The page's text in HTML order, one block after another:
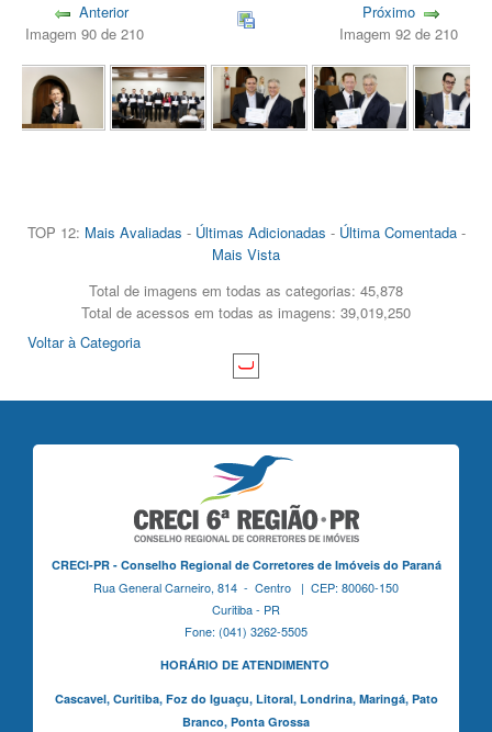
Anterior
Imagem 90 de 210
Próximo
Imagem 92 de 210
TOP 12: Mais Avaliadas - Últimas Adicionadas - Última Comentada-
Mais Vista
Total de imagens em todas as categorias: 45,878
Total de acessos em todas as imagens: 39,019,250
Voltar à Categoria
CRECI-PR - Conselho Regional de Corretores de Imóveis do Paraná
Rua General Carneiro, 814 - Centro | CEP: 80060-150
Curitiba - PR
Fone: (041) 3262-5505
HORÁRIO DE ATENDIMENTO
Cascavel, Curitiba,Foz do Iguaçu, Litoral, Londrina, Maringá, Pato
Branco, Ponta Grossa